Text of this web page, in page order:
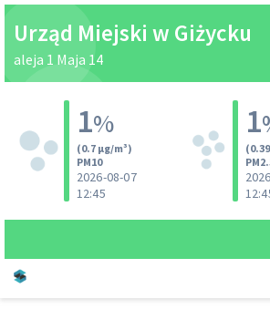
Urząd Miejski w Giżycku
aleja 1 Maja 14
1%
(0.7 µg/m³)
PM10
2026-08-07
12:45
1